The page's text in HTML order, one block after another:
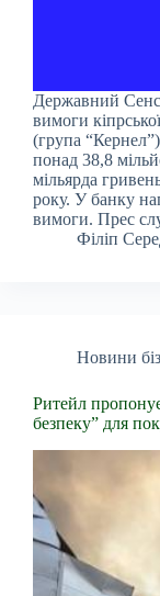
Державний Сенс
вимоги
(група
понад 38,8
мільярда
року. У банку
вимоги. Прес
Філіп
Новини
Ритейл
безпеку” для